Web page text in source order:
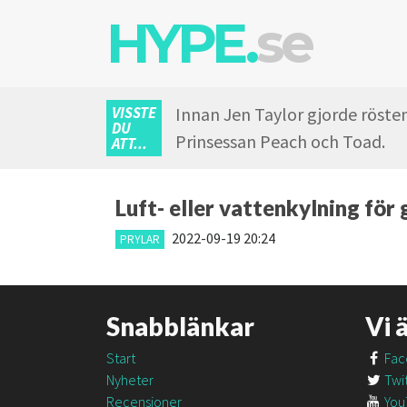
HYPE.se
VISSTE
DU
ATT...
Innan Jen Taylor gjorde
Prinsessan Peach och Toad.
Luft- eller vattenkylning för
PRYLAR 2022-09-19 20:24
Snabblänkar
Start
Nyheter
Recensioner
Vi